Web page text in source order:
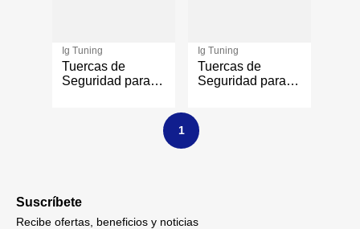
Ig Tuning
Tuercas de
Seguridad para
Ig Tuning
Tuercas de
Seguridad para
1
Suscríbete
Recibe ofertas, beneficios y noticias